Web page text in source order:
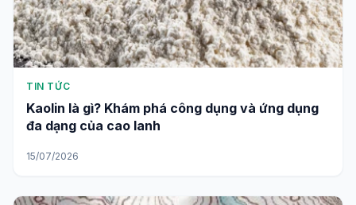
TIN TỨC
Kaolin là gì? Khám phá công dụng và ứng dụng
đa dạng của cao lanh
15/07/2026